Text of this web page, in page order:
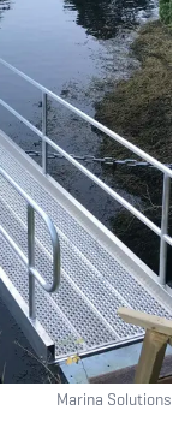
Marina Solutions